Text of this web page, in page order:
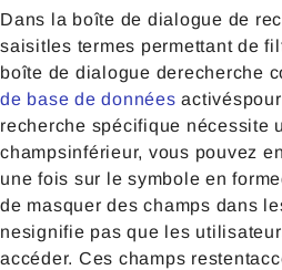
Dans la boîte de dialogue de
saisitles termes permettant de
boîte de dialogue derecherche
de base de données
recherche spécifique nécessite
champsinférieur, vous pouvez
une fois sur le symbole en
de masquer des champs dans
nesignifie pas que les
accéder. Ces champs